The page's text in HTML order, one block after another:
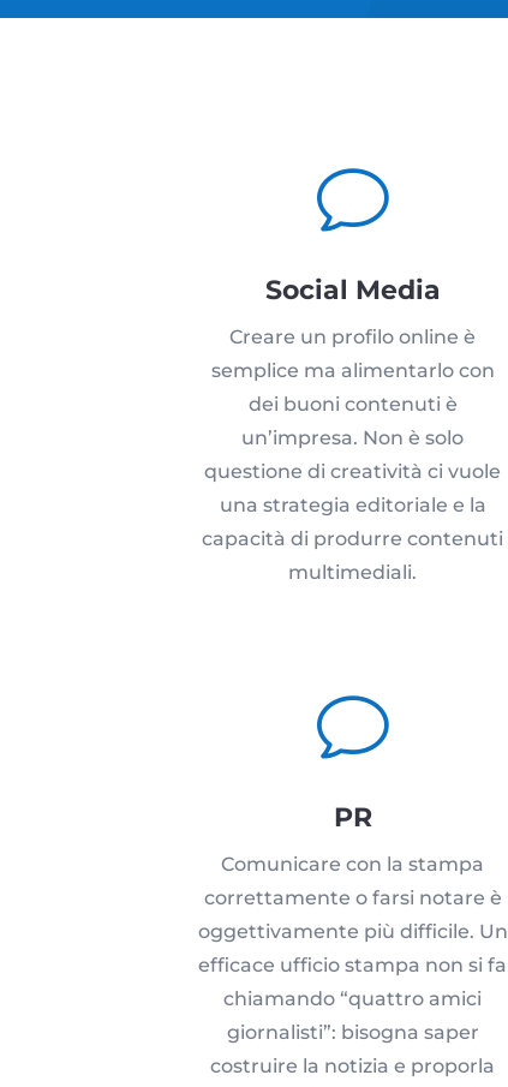
v
Social Media
Creare un profilo online è
semplice ma alimentarlo con
dei buoni contenuti è
un’impresa. Non è solo
questione di creatività ci vuole
una strategia editoriale e la
capacità di produrre contenuti
multimediali.
v
PR
Comunicare con la stampa
correttamente o farsi notare è
oggettivamente più difficile. Un
efficace ufficio stampa non si fa
chiamando “quattro amici
giornalisti”: bisogna saper
costruire la notizia e proporla